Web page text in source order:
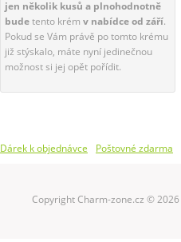
jen několik kusů a plnohodnotně
budetento krém v nabídce od září.
Pokud se Vám právě po tomto krému
již stýskalo, máte nyní jedinečnou
možnost si jej opět pořídit.
Dárek k objednávce Poštovné zdarma
Copyright Charm-zone.cz © 2026